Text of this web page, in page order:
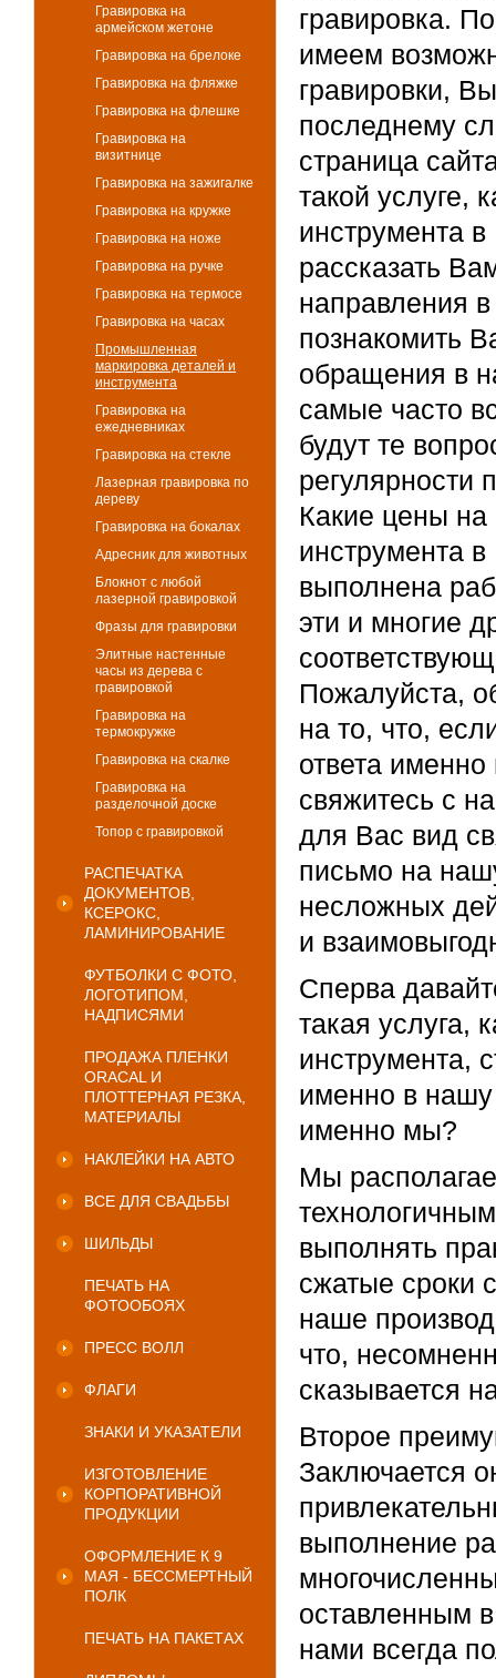
Гравировка на
армейском жетоне
Гравировка на брелоке
Гравировка на фляжке
Гравировка на флешке
Гравировка на
визитнице
Гравировка на зажигалке
Гравировка на кружке
Гравировка на ноже
Гравировка на ручке
Гравировка на термосе
Гравировка на часах
Промышленная
маркировка деталей и
инструмента
Гравировка на
ежедневниках
Гравировка на стекле
Лазерная гравировка по
дереву
Гравировка на бокалах
Адресник для животных
Блокнот с любой
лазерной гравировкой
Фразы для гравировки
Элитные настенные
часы из дерева с
гравировкой
Гравировка на
термокружке
Гравировка на скалке
Гравировка на
разделочной доске
Топор с гравировкой
РАСПЕЧАТКА
ДОКУМЕНТОВ,
КСЕРОКС,
ЛАМИНИРОВАНИЕ
ФУТБОЛКИ С ФОТО,
ЛОГОТИПОМ,
НАДПИСЯМИ
ПРОДАЖА ПЛЕНКИ
ORACAL И
ПЛОТТЕРНАЯ РЕЗКА,
МАТЕРИАЛЫ
НАКЛЕЙКИ НА АВТО
ВСЕ ДЛЯ СВАДЬБЫ
ШИЛЬДЫ
ПЕЧАТЬ НА
ФОТООБОЯХ
ПРЕСС ВОЛЛ
ФЛАГИ
ЗНАКИ И УКАЗАТЕЛИ
ИЗГОТОВЛЕНИЕ
КОРПОРАТИВНОЙ
ПРОДУКЦИИ
ОФОРМЛЕНИЕ К 9
МАЯ - БЕССМЕРТНЫЙ
ПОЛК
ПЕЧАТЬ НА ПАКЕТАХ
гравировка.
имеем
гравировки,
последнему
страница
такой услуге,
инструмента
рассказать
направления
познакомить
обращения в
самые часто
будут те
регулярности
Какие цены
инструмента
выполнена
эти и многие
Пожалуйста,
на то, что,
ответа
свяжитесь с
для Вас вид
письмо на
несложных
и
Сперва
такая услуга,
инструмента,
именно в
именно мы?
Мы
выполнять
сжатые сроки
наше
что,
сказывается
Второе
Заключается
выполнение
оставленным
нами всегда